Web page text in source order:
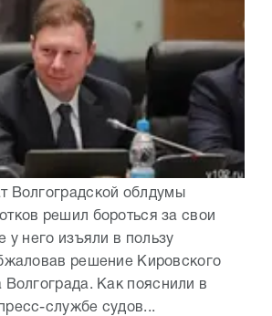
Волгоградской облдумы
решил бороться за свои
у него изъяли в пользу
решение Кировского
Волгограда. Как пояснили в
службе судов...